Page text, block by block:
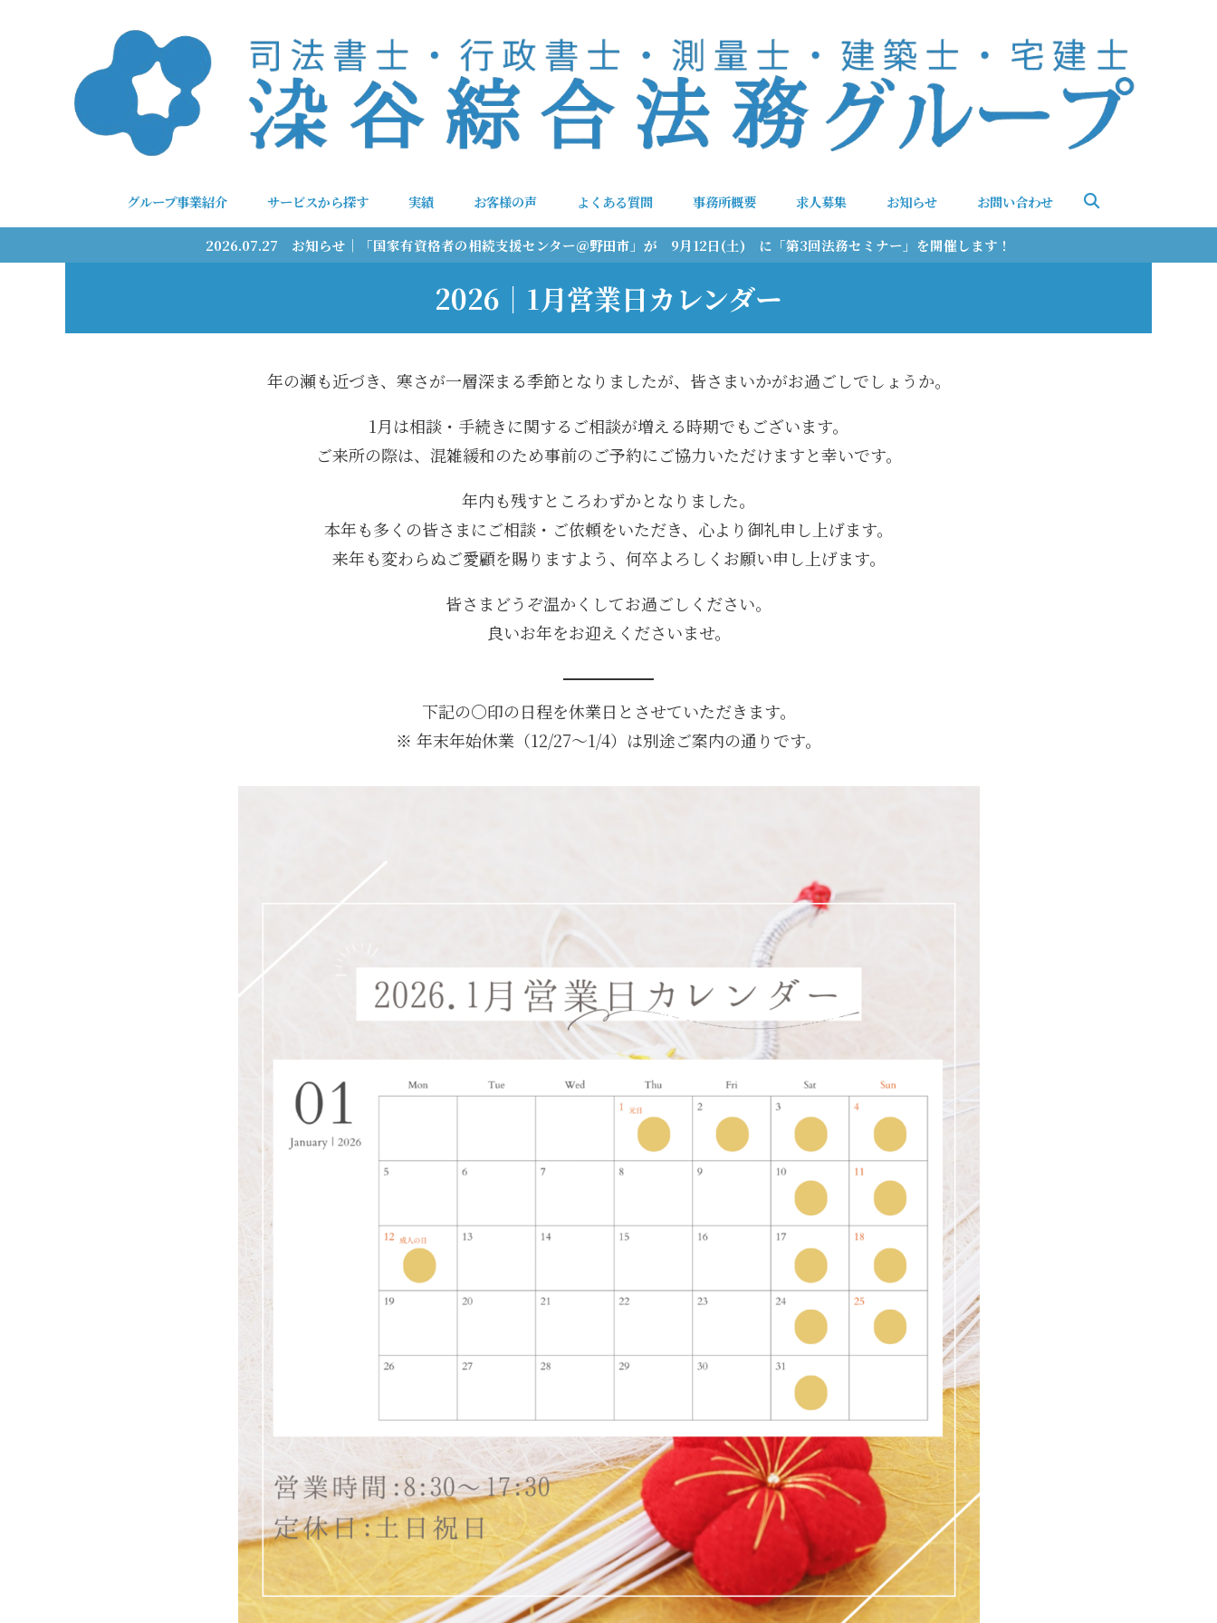
グループ事業紹介 サービスから探す 実績 お客様の声 よくある質問 事務所概要 求人募集 お知らせ お問い合わせ
2026.07.27 お知らせ｜「国家有資格者の相続支援センター＠野田市」が 9月12日(土) に「第3回法務セミナー」を開催します！
2026｜1月営業日カレンダー
年の瀬も近づき、寒さが一層深まる季節となりましたが、皆さまいかがお過ごしでしょうか。
1月は相談・手続きに関するご相談が増える時期でもございます。
ご来所の際は、混雑緩和のため事前のご予約にご協力いただけますと幸いです。
年内も残すところわずかとなりました。
本年も多くの皆さまにご相談・ご依頼をいただき、心より御礼申し上げます。
来年も変わらぬご愛顧を賜りますよう、何卒よろしくお願い申し上げます。
皆さまどうぞ温かくしてお過ごしください。
良いお年をお迎えくださいませ。
下記の○印の日程を休業日とさせていただきます。
※ 年末年始休業（12/27〜1/4）は別途ご案内の通りです。